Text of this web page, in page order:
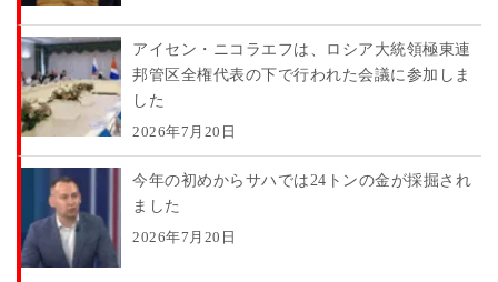
アイセン・ニコラエフは、ロシア大統領極東連
邦管区全権代表の下で行われた会議に参加しま
した
2026年7月20日
今年の初めからサハでは24トンの金が採掘され
ました
2026年7月20日